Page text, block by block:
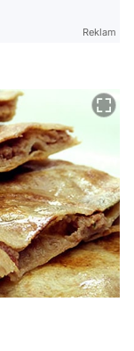
Reklam